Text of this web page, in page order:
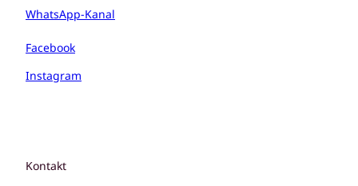
WhatsApp-Kanal
Facebook
Instagram
Kontakt